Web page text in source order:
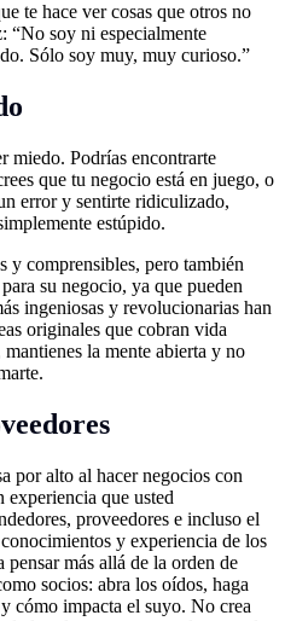
te hace ver cosas que otros no
“No soy ni especialmente
Sólo soy muy, muy curioso.”
miedo. Podrías encontrarte
que tu negocio está en juego, o
error y sentirte ridiculizado,
estúpido.
y comprensibles, pero también
su negocio, ya que pueden
ingeniosas y revolucionarias han
originales que cobran vida
la mente abierta y no
por alto al hacer negocios con
experiencia que usted
proveedores e incluso el
y experiencia de los
pensar más allá de la orden de
socios: abra los oídos, haga
cómo impacta el suyo. No crea